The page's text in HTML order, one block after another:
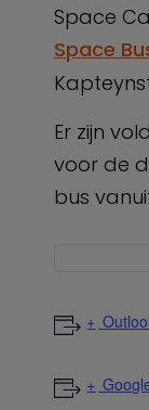
Space
Space
Er zijn
voor de
bus